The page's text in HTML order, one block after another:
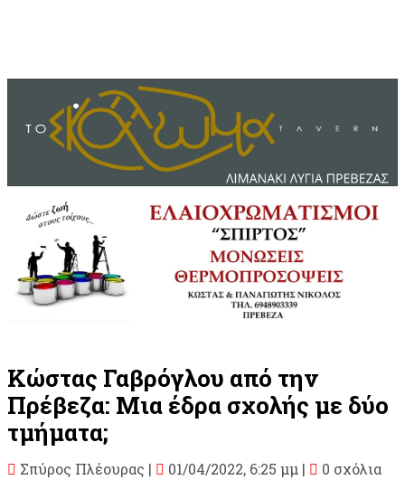
Κώστας Γαβρόγλου από την
Πρέβεζα: Μια έδρα σχολής με δύο
τμήματα;
Σπύρος Πλέουρας | 01/04/2022, 6:25 μμ | 0 σχόλια